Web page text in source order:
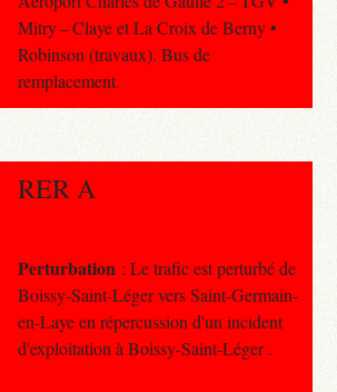
Mitry – Claye et La Croix de Berny •
Robinson (travaux). Bus de
remplacement.
RER A
Perturbation : Le trafic est perturbé de
Boissy-Saint-Léger vers Saint-Germain-
en-Laye en répercussion d'un incident
d'exploitation à Boissy-Saint-Léger .